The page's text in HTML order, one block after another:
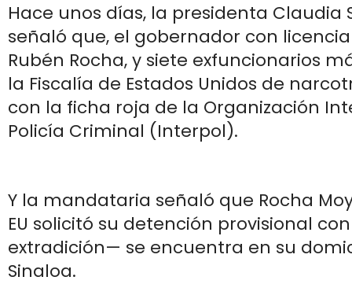
Hace unos días, la presidenta Claudia
señaló que, el gobernador con
Rubén Rocha, y siete exfuncionarios
la Fiscalía de Estados Unidos de
con la ficha roja de la Organización
Policía Criminal (Interpol).
Y la mandataria señaló que Rocha
EU solicitó su detención provisional
extradición— se encuentra en su
Sinaloa.